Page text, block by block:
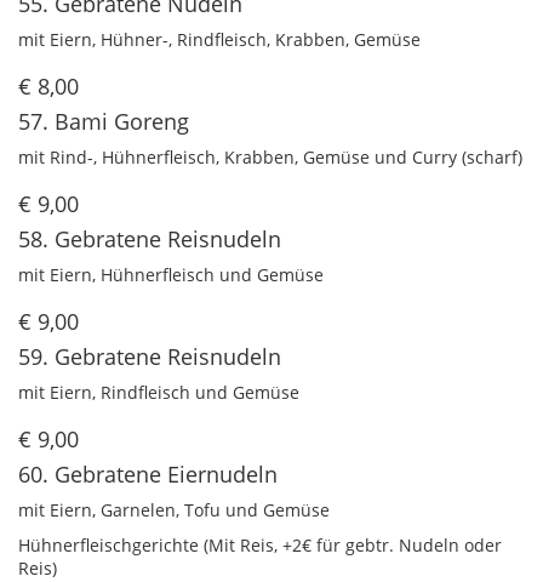
mit Eiern, Hühner-, Rindfleisch, Krabben, Gemüse
€ 8,00
57. Bami Goreng
mit Rind-, Hühnerfleisch, Krabben, Gemüse und Curry (scharf)
€ 9,00
58. Gebratene Reisnudeln
mit Eiern, Hühnerfleisch und Gemüse
€ 9,00
59. Gebratene Reisnudeln
mit Eiern, Rindfleisch und Gemüse
€ 9,00
60. Gebratene Eiernudeln
mit Eiern, Garnelen, Tofu und Gemüse
Hühnerfleischgerichte (Mit Reis, +2€ für gebtr. Nudeln oder
Reis)